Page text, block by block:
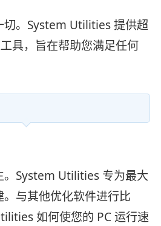
切。System Utilities 提供超
具，旨在帮助您满足任何
。System Utilities 专为最大
与其他优化软件进行比
如何使您的 PC 运行速